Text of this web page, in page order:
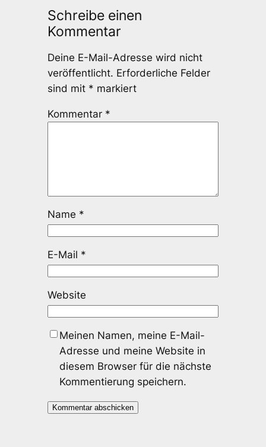
Schreibe einen
Kommentar
Deine E-Mail-Adresse wird nicht
veröffentlicht. Erforderliche Felder
sind mit * markiert
Kommentar *
Name *
E-Mail *
Website
Meinen Namen, meine E-Mail-
Adresse und meine Website in
diesem Browser für die nächste
Kommentierung speichern.